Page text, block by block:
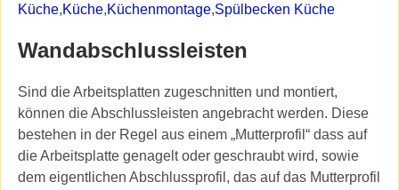
Küche,Küche,Küchenmontage,Spülbecken Küche
Wandabschlussleisten
Sind die Arbeitsplatten zugeschnitten und montiert,
können die Abschlussleisten angebracht werden. Diese
bestehen in der Regel aus einem „Mutterprofil“ dass auf
die Arbeitsplatte genagelt oder geschraubt wird, sowie
dem eigentlichen Abschlussprofil, das auf das Mutterprofil